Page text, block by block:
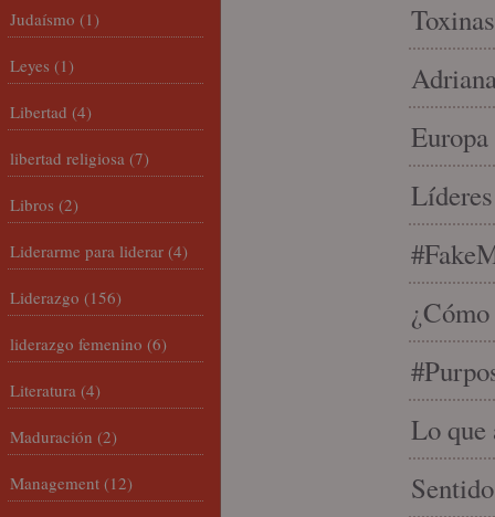
Lo que
Judaísmo (1)
Leyes (1)
Libertad (4)
libertad religiosa (7)
Libros (2)
Liderarme para liderar (4)
Liderazgo (156)
liderazgo femenino (6)
Literatura (4)
Maduración (2)
Management (12)